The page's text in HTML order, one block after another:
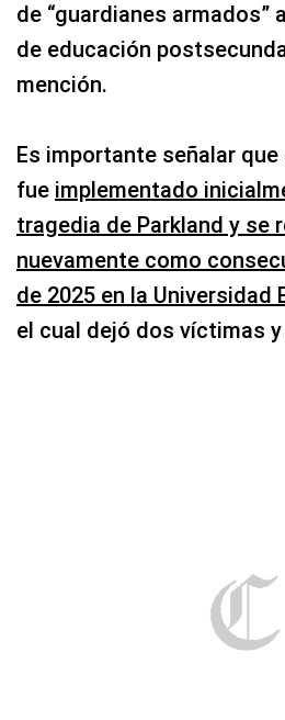
de “guardianes armados”
de educación
mención.
Es importante señalar
fue implementado
tragedia de Parkland y se
nuevamente como
de 2025 en la Universidad
el cual dejó dos víctimas